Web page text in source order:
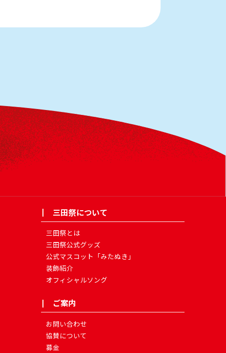
三田祭について
三田祭とは
三田祭公式グッズ
公式マスコット「みたぬき」
装飾紹介
オフィシャルソング
ご案内
お問い合わせ
協賛について
募金